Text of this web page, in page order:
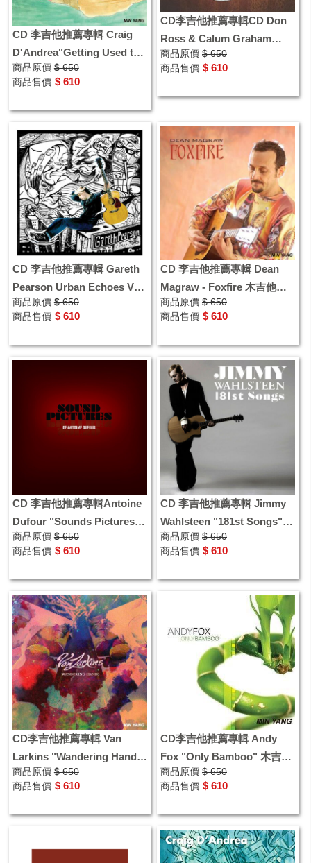
CD 李吉他推薦專輯 Craig
D'Andrea"Getting Used to
Isolation"
商品原價 $ 650
商品售價 $ 610
CD李吉他推薦專輯CD Don
Ross & Calum Graham
"12:34" 木吉他指彈演奏專輯
商品原價 $ 650
商品售價 $ 610
CD 李吉他推薦專輯 Gareth
Pearson Urban Echoes Vol.
木吉他指彈
商品原價 $ 650
商品售價 $ 610
CD 李吉他推薦專輯 Dean
Magraw - Foxfire 木吉他指
彈演奏專輯
商品原價 $ 650
商品售價 $ 610
CD 李吉他推薦專輯Antoine
Dufour "Sounds Pictures"
木吉他指彈演奏專輯
商品原價 $ 650
商品售價 $ 610
CD 李吉他推薦專輯 Jimmy
Wahlsteen "181st Songs"
木吉他指彈演奏專輯
商品原價 $ 650
商品售價 $ 610
CD李吉他推薦專輯 Van
Larkins "Wandering Hands"
木吉他指彈演奏專輯
商品原價 $ 650
商品售價 $ 610
CD李吉他推薦專輯 Andy
Fox "Only Bamboo" 木吉他
指彈演奏專輯
商品原價 $ 650
商品售價 $ 610